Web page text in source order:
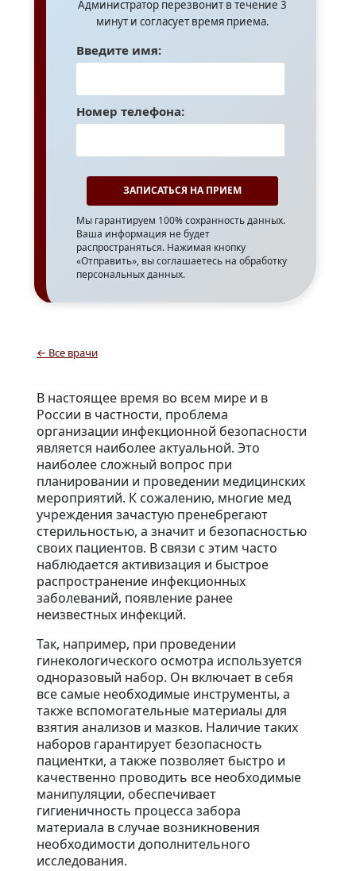
Администратор перезвонит в течение 3
минут и согласует время приема.
Введите имя:
Номер телефона:
Мы гарантируем 100% сохранность данных.
Ваша информация не будет
распространяться. Нажимая кнопку
«Отправить», вы соглашаетесь на обработку
персональных данных.
← Все врачи
В настоящее время во всем мире и в
России в частности, проблема
организации инфекционной безопасности
является наиболее актуальной. Это
наиболее сложный вопрос при
планировании и проведении медицинских
мероприятий. К сожалению, многие мед
учреждения зачастую пренебрегают
стерильностью, а значит и безопасностью
своих пациентов. В связи с этим часто
наблюдается активизация и быстрое
распространение инфекционных
заболеваний, появление ранее
неизвестных инфекций.
Так, например, при проведении
гинекологического осмотра используется
одноразовый набор. Он включает в себя
все самые необходимые инструменты, а
также вспомогательные материалы для
взятия анализов и мазков. Наличие таких
наборов гарантирует безопасность
пациентки, а также позволяет быстро и
качественно проводить все необходимые
манипуляции, обеспечивает
гигиеничность процесса забора
материала в случае возникновения
необходимости дополнительного
исследования.